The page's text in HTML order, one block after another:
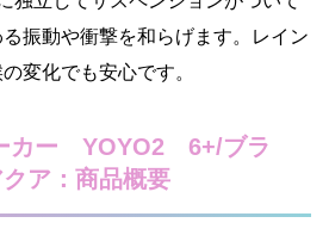
振動や衝撃を和らげます。レイン
変化でも安心です。
カー YOYO2 6+/ブラ
ア：商品概要